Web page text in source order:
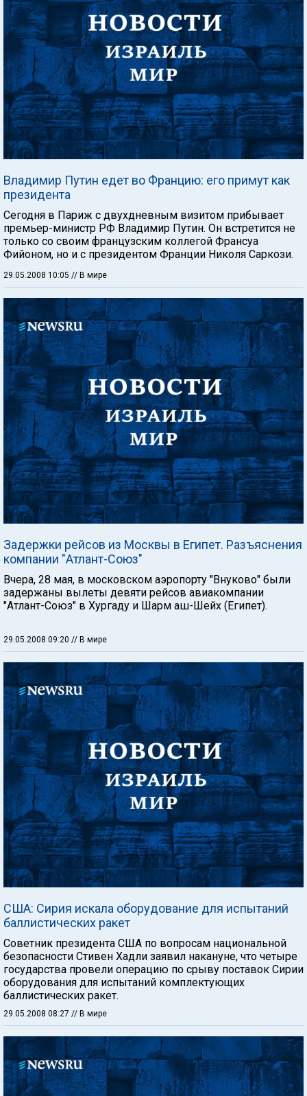
Владимир Путин едет во Францию: его примут как
президента
Сегодня в Париж с двухдневным визитом прибывает
премьер-министр РФ Владимир Путин. Он встретится не
только со своим французским коллегой Франсуа
Фийоном, но и с президентом Франции Николя Саркози.
29.05.2008 10:05 // В мире
Задержки рейсов из Москвы в Египет. Разъяснения
компании "Атлант-Союз"
Вчера, 28 мая, в московском аэропорту "Внуково" были
задержаны вылеты девяти рейсов авиакомпании
"Атлант-Союз" в Хургаду и Шарм аш-Шейх (Египет).
29.05.2008 09:20 // В мире
США: Сирия искала оборудование для испытаний
баллистических ракет
Советник президента США по вопросам национальной
безопасности Стивен Хадли заявил накануне, что четыре
государства провели операцию по срыву поставок Сирии
оборудования для испытаний комплектующих
баллистических ракет.
29.05.2008 08:27 // В мире